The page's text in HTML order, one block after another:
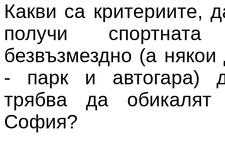
Какви са критериите,
получи
безвъзмездно (а
- парк и автогара)
трябва да
София?